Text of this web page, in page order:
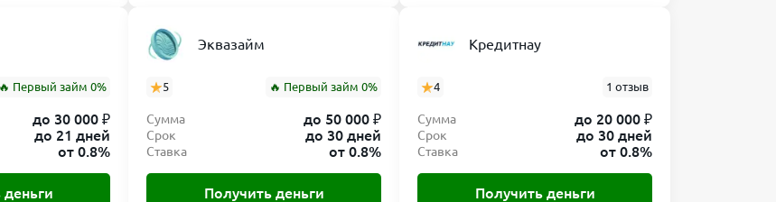
🔥 Первый займ 0%
до 30 000 ₽
до 21 дней
от 0.8%
Эквазайм
5 🔥 Первый займ 0%
Сумма до 50 000 ₽
Срок до 30 дней
Ставка от 0.8%
Получить деньги
Кредитнау
4 1 отзыв
Сумма до 20 000 ₽
Срок до 30 дней
Ставка от 0.8%
Получить деньги